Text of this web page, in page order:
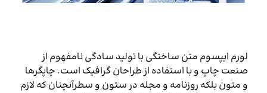
لورم ایپسوم متن ساختگی با تولید سادگی نامفهوم از
صنعت چاپ و با استفاده از طراحان گرافیک است. چاپگرها
و متون بلکه روزنامه و مجله در ستون و سطرآنچنان که لازم